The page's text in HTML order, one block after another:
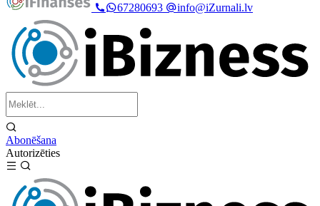
67280693
info@iZurnali.lv
Abonēšana
Autorizēties